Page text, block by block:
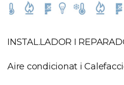
INSTAL.LADOR I
Aire condicionat i